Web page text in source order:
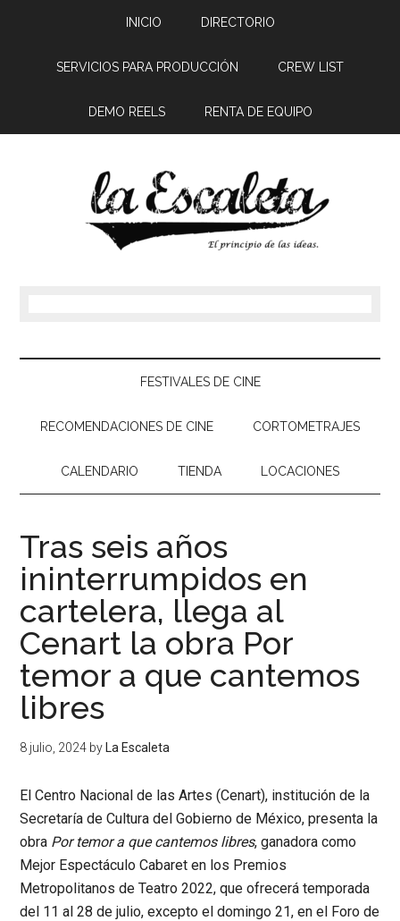
INICIO DIRECTORIO
SERVICIOS PARA PRODUCCIÓN CREW LIST
DEMO REELS RENTA DE EQUIPO
FESTIVALES DE CINE
RECOMENDACIONES DE CINE CORTOMETRAJES
CALENDARIO TIENDA LOCACIONES
Tras seis años
ininterrumpidos en
cartelera, llega al
Cenart la obra Por
temor a que cantemos
libres
8 julio, 2024 by La Escaleta
El Centro Nacional de las Artes (Cenart), institución de la
Secretaría de Cultura del Gobierno de México, presenta la
obra Por temor a que cantemos libres, ganadora como
Mejor Espectáculo Cabaret en los Premios
Metropolitanos de Teatro 2022, que ofrecerá temporada
del 11 al 28 de julio, excepto el domingo 21, en el Foro de